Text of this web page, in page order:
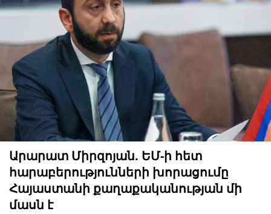
Արարատ Միրզոյան. ԵՄ-ի հետ
հարաբերությունների խորացումը
Հայաստանի քաղաքականության մի
մասն է